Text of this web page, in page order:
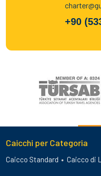
+90
Caicchi per Categoria
Caicco Standard Caicco di